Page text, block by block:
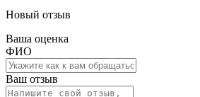
Новый отзыв
Ваша оценка
ФИО
Ваш отзыв